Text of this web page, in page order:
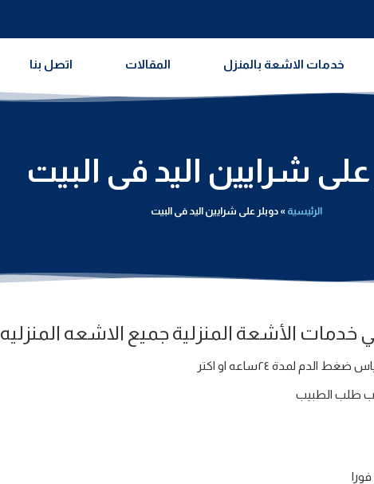
خدمات الاشعة بالمنزل المقالات اتصل بنا
على شرايين اليد فى البيت
الرئيسية »دوبلر على شرايين اليد فى البيت
الأشعة المنزلية جميع الاشعه المنزليه
لمدة ٢٤ساعه او اكتر
حسب طلب الطبيب